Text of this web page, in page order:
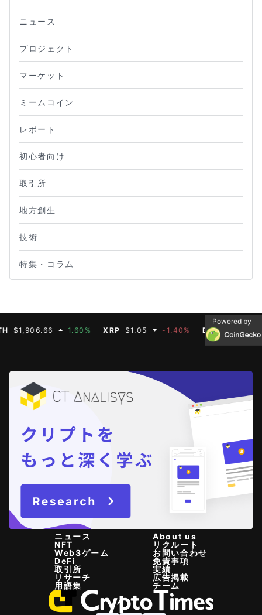
ニュース
プロジェクト
マーケット
ミームコイン
レポート
初心者向け
取引所
地方創生
技術
特集・コラム
1.60% XRP $1.05 -1.40% BNB $592.50
Powered by
ニュース
NFT
Web3ゲーム
DeFi
取引所
リサーチ
用語集
About us
リクルート
お問い合わせ
免責事項
実績
広告掲載
チーム